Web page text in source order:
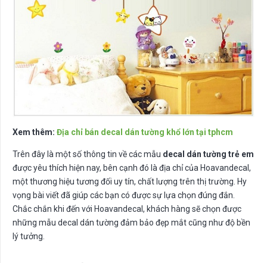
Xem thêm: Địa chỉ bán decal dán tường khổ lớn tại tphcm
Trên đây là một số thông tin về các mẫu decal dán tường trẻ em
được yêu thích hiện nay, bên cạnh đó là địa chỉ của Hoavandecal,
một thương hiệu tương đối uy tín, chất lượng trên thị trường. Hy
vọng bài viết đã giúp các bạn có được sự lựa chọn đúng đắn.
Chắc chắn khi đến với Hoavandecal, khách hàng sẽ chọn được
những mẫu decal dán tường đảm bảo đẹp mắt cũng như độ bền
lý tưởng.